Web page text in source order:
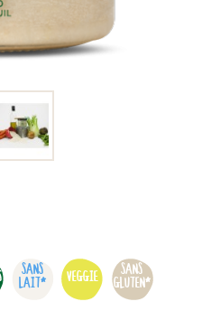
SANS
LAIT*
VEGGIE
SANS
GLUTEN*